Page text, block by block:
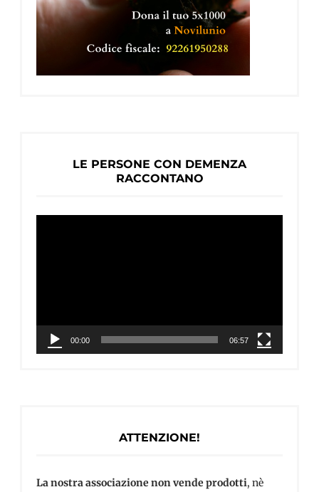
LE PERSONE CON DEMENZA
RACCONTANO
00:00 06:57
ATTENZIONE!
La nostra associazione non vende prodotti, nè